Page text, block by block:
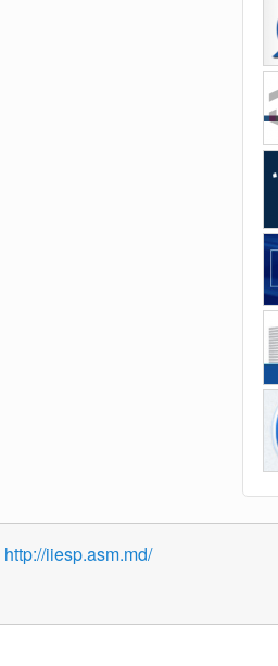
http://iiesp.asm.md/